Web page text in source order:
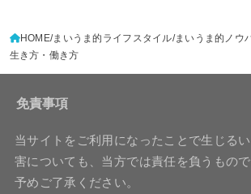
HOME まいうま的ライフスタイル まいうま的ノウ
生き方・働き方
免責事項
当サイトをご利用になったことで生じる
害についても、当方では責任を負うもので
予めご了承ください。